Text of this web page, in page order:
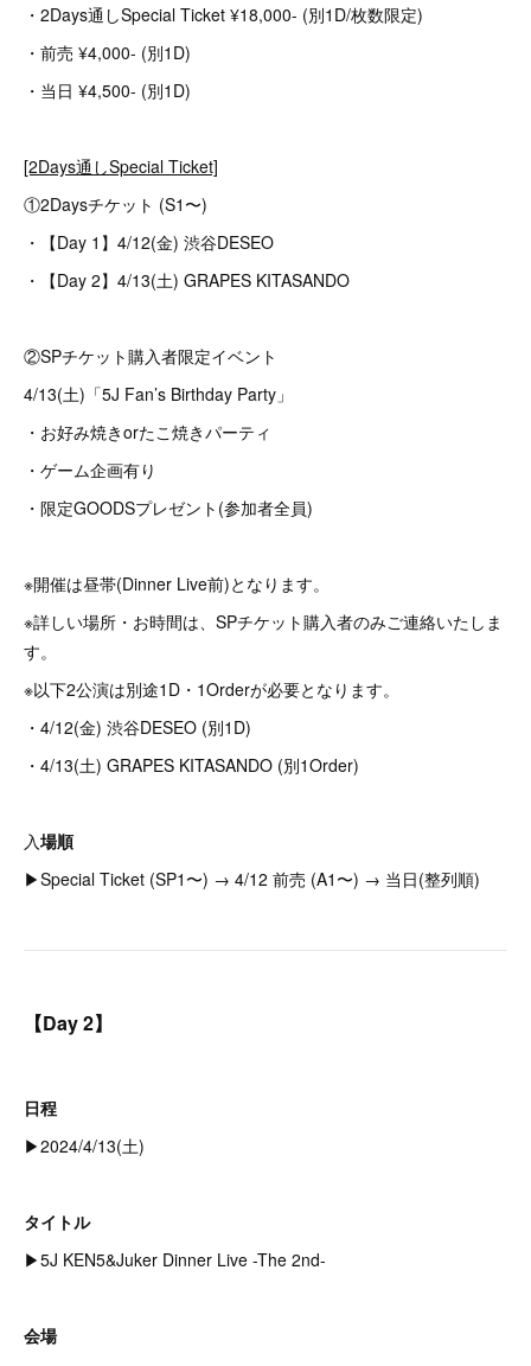
・2Days通しSpecial Ticket ¥18,000- (別1D/枚数限定)
・前売 ¥4,000- (別1D)
・当日 ¥4,500- (別1D)
[2Days通しSpecial Ticket]
①2Daysチケット (S1〜)
・【Day 1】4/12(金) 渋谷DESEO
・【Day 2】4/13(土) GRAPES KITASANDO
②SPチケット購入者限定イベント
4/13(土)「5J Fan’s Birthday Party」
・お好み焼きorたこ焼きパーティ
・ゲーム企画有り
・限定GOODSプレゼント(参加者全員)
※開催は昼帯(Dinner Live前)となります。
※詳しい場所・お時間は、SPチケット購入者のみご連絡いたしま
す。
※以下2公演は別途1D・1Orderが必要となります。
・4/12(金) 渋谷DESEO (別1D)
・4/13(土) GRAPES KITASANDO (別1Order)
入場順
▶︎Special Ticket (SP1〜) → 4/12 前売 (A1〜) → 当日(整列順)
【Day 2】
日程
▶︎2024/4/13(土)
タイトル
▶︎5J KEN5&Juker Dinner Live -The 2nd-
会場